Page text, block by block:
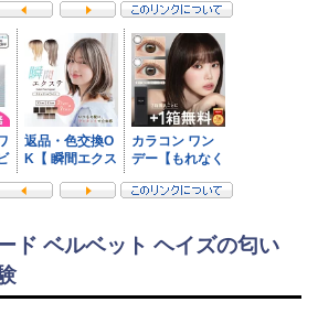
ド ベルベット ヘイズの匂い